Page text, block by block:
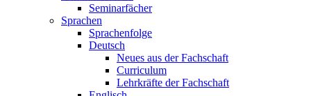
Seminarfächer
Sprachen
Sprachenfolge
Deutsch
Neues aus der Fachschaft
Curriculum
Lehrkräfte der Fachschaft